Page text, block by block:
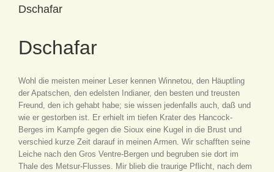
Dschafar
Dschafar
Wohl die meisten meiner Leser kennen Winnetou, den Häuptling
der Apatschen, den edelsten Indianer, den besten und treusten
Freund, den ich gehabt habe; sie wissen jedenfalls auch, daß und
wie er gestorben ist. Er erhielt im tiefen Krater des Hancock-
Berges im Kampfe gegen die Sioux eine Kugel in die Brust und
verschied kurze Zeit darauf in meinen Armen. Wir schafften seine
Leiche nach den Gros Ventre-Bergen und begruben sie dort im
Thale des Metsur-Flusses. Mir blieb die traurige Pflicht, nach dem